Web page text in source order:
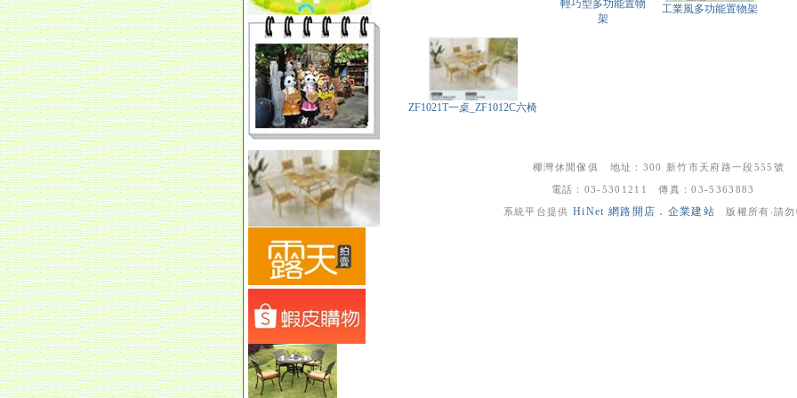
輕巧型多功能置物
架
工業風多功能置物架
ZF1021T一桌_ZF1012C六椅
椰灣休閒傢俱 地址： 300 新竹市天府路一段555號
電話： 03-5301211 傳真：03-5363883
系統平台提供 HiNet 網路開店．企業建站 版權所有‧請勿